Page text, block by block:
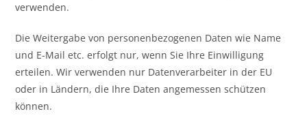
verwenden.
Die Weitergabe von personenbezogenen Daten wie Name
und E-Mail etc. erfolgt nur, wenn Sie Ihre Einwilligung
erteilen. Wir verwenden nur Datenverarbeiter in der EU
oder in Ländern, die Ihre Daten angemessen schützen
können.